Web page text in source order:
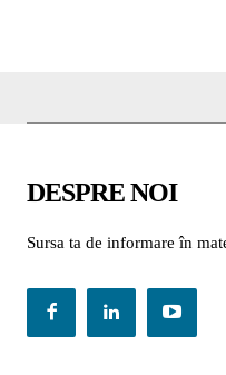
DESPRE NOI
Sursa ta de informare în